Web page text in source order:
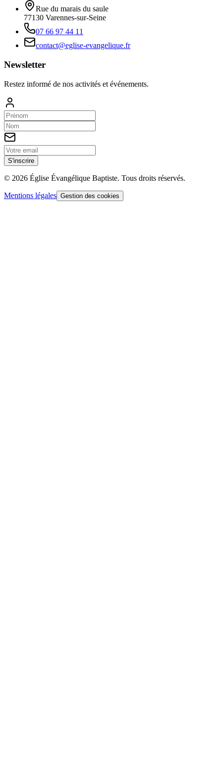
Rue du marais du saule
77130 Varennes-sur-Seine
07 66 97 44 11
contact@eglise-evangelique.fr
Newsletter
Restez informé de nos activités et événements.
S'inscrire
© 2026 Église Évangélique Baptiste. Tous droits réservés.
Mentions légales Gestion des cookies